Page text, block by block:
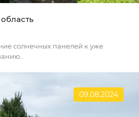
солнечных панелей к уже
09.08.2024